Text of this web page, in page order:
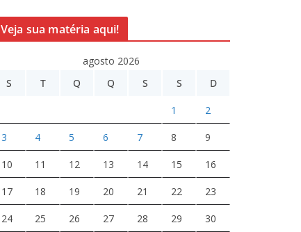
Veja sua matéria aqui!
agosto 2026
S
T Q Q S S D
1 2
3 4 5 6 7 8 9
10 11 12 13 14 15 16
17 18 19 20 21 22 23
24 25 26 27 28 29 30